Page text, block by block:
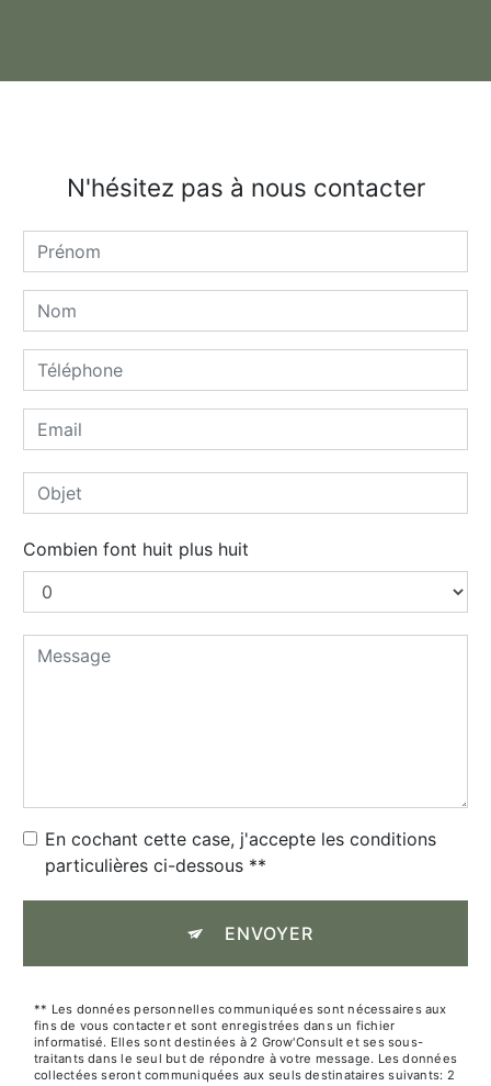
N'hésitez pas à nous contacter
Combien font huit plus huit
En cochant cette case, j'accepte les conditions
particulières ci-dessous **
ENVOYER
** Les données personnelles communiquées sont nécessaires aux
fins de vous contacter et sont enregistrées dans un fichier
informatisé. Elles sont destinées à 2 Grow'Consult et ses sous-
traitants dans le seul but de répondre à votre message. Les données
collectées seront communiquées aux seuls destinataires suivants: 2